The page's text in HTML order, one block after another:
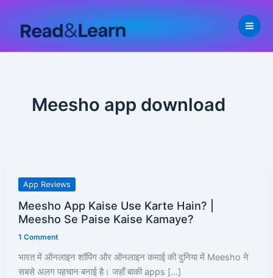
content
Meesho app download
App Reviews
Meesho App Kaise Use Karte Hain? |
Meesho Se Paise Kaise Kamaye?
1 Comment
भारत में ऑनलाइन शॉपिंग और ऑनलाइन कमाई की दुनिया में Meesho ने
सबसे अलग पहचान बनाई है। जहाँ बाकी apps […]
Meesho
Kaise
Karte
Hain?
|